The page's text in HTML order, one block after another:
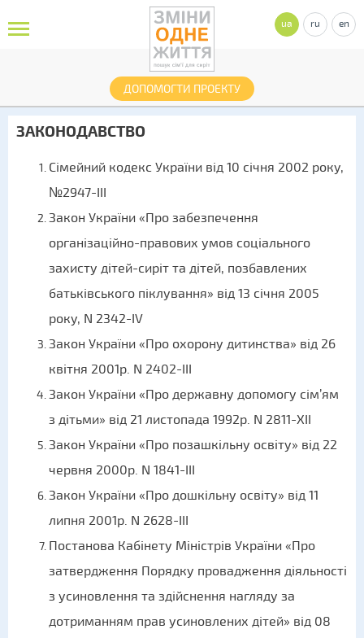
ДОПОМОГТИ ПРОЕКТУ
ua ru en
ЗАКОНОДАВСТВО
Сімейний кодекс України від 10 січня 2002 року,
№2947-III
Закон України «Про забезпечення
організаційно-правових умов соціального
захисту дітей-сиріт та дітей, позбавлених
батьківського піклування» від 13 січня 2005
року, N 2342-IV
Закон України «Про охорону дитинства» від 26
квітня 2001р. N 2402-III
Закон України «Про державну допомогу сім’ям
з дітьми» від 21 листопада 1992р. N 2811-XII
Закон України «Про позашкільну освіту» від 22
червня 2000р. N 1841-III
Закон України «Про дошкільну освіту» від 11
липня 2001р. N 2628-III
Постанова Кабінету Міністрів України «Про
затвердження Порядку провадження діяльності
з усиновлення та здійснення нагляду за
дотриманням прав усиновлених дітей» від 08